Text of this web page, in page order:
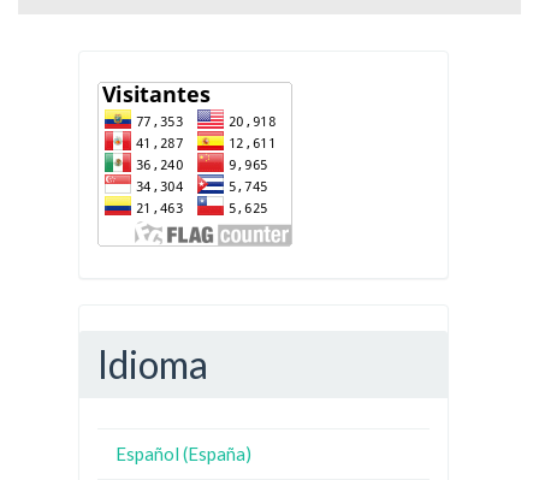
Idioma
Español (España)